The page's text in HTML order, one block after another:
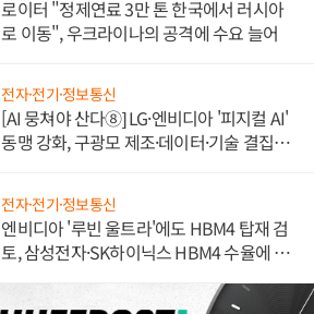
로이터 "정제연료 3만 톤 한국에서 러시아
로 이동", 우크라이나의 공격에 수요 늘어
전자·전기·정보통신
[AI 뭉쳐야 산다⑧] LG·엔비디아 '피지컬 AI'
동맹 강화, 구광모 제조·데이터·기술 결집
전자·전기·정보통신
엔비디아 '루빈 울트라'에도 HBM4 탑재 검
토, 삼성전자·SK하이닉스 HBM4 수율에 주